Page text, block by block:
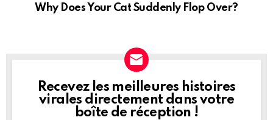
Why Does Your Cat Suddenly Flop Over?
NEWSLETTER
Recevez les meilleures histoires
virales directement dans votre
boîte de réception !